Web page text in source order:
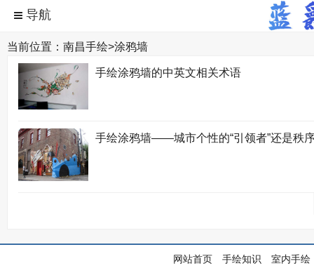
当前位置： 南昌手绘>涂鸦墙
手绘涂鸦墙的中英文相关术语
手绘涂鸦墙——城市个性的“引领者”还是秩序
网站首页 手绘知识 室内手绘